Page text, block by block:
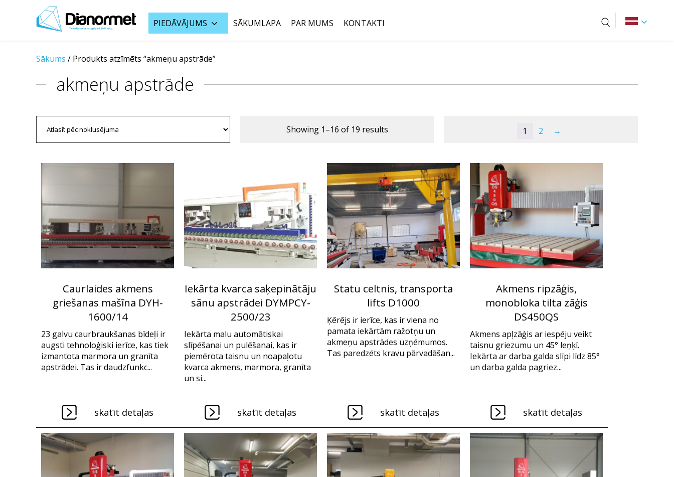
PIEDĀVĀJUMS SĀKUMLAPA PAR MUMS KONTAKTI
Sākums / Produkts atzīmēts “akmeņu apstrāde”
akmeņu apstrāde
Showing 1–16 of 19 results 1 2 →
Caurlaides akmens
griešanas mašīna DYH-
1600/14
23 galvu caurbraukšanas bīdeļi ir
augsti tehnoloģiski ierīce, kas tiek
izmantota marmora un granīta
apstrādei. Tas ir daudzfunkc...
skatīt detaļas
Iekārta kvarca saķepinātāju
sānu apstrādei DYMPCY-
2500/23
Iekārta malu automātiskai
slīpēšanai un pulēšanai, kas ir
piemērota taisnu un noapaļotu
kvarca akmens, marmora, granīta
un si...
skatīt detaļas
Statu celtnis, transporta
lifts D1000
Ķērējs ir ierīce, kas ir viena no
pamata iekārtām ražotņu un
akmeņu apstrādes uzņēmumos.
Tas paredzēts kravu pārvadāšan...
skatīt detaļas
Akmens ripzāģis,
monobloka tilta zāģis
DS450QS
Akmens apļzāģis ar iespēju veikt
taisnu griezumu un 45° leņķī.
Iekārta ar darba galda slīpi līdz 85°
un darba galda pagriez...
skatīt detaļas